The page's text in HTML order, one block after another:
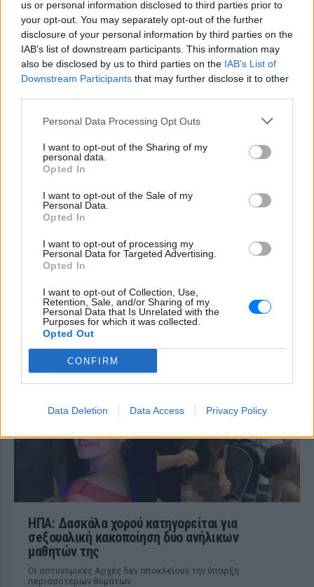
us or personal information disclosed to third parties prior to
your opt-out. You may separately opt-out of the further
disclosure of your personal information by third parties on the
IAB’s list of downstream participants. This information may
also be disclosed by us to third parties on the IAB’s List of
Downstream Participants that may further disclose it to other
Personal Data Processing Opt Outs
I want to opt-out of the Sharing of my
personal data.
Opted In
I want to opt-out of the Sale of my
Personal Data.
Opted In
I want to opt-out of processing my
Personal Data for Targeted Advertising.
Opted In
I want to opt-out of Collection, Use,
Retention, Sale, and/or Sharing of my
Personal Data that Is Unrelated with the
Purposes for which it was collected.
Opted Out
CONFIRM
Data Deletion Data Access Privacy Policy
εισιτήρια
ΣΉΜΕΡΑ
Ο υφυπουργός Υποδομών Νίκος Ταχιάος
εξήγησε γιατί τα πρώτα δρομολόγια θα
γίνονται νυχτερινές ώρες χωρίς
επιβάτες, και τι προβλέπεται για
ΗΠΑ: 15χρονος με στολή
κλόουν δολοφόνησε
ηλικιωμένο σε στάση
λεωφορείου – Βίντεο του
ΣΉΜΕΡΑ
Ο έφηβος δράστης μαχαίρωσε
αποτέλεσμα τον θάνατό του, σύμφωνα
με τις αρχές
κατάθεση του οδηγού –
«Κοίταξα να στρίψω αριστερά
για να γλιτώσω, δεν πρόλαβα»
ΗΠΑ: Δασκάλα χορού κατηγορείται για
σeξουαλική κακοποίηση δύο ανήλικων
μαθητών της
Οι αστυνομικές Αρχές δεν αποκλείουν την ύπαρξη
περισσότερων θυμάτων